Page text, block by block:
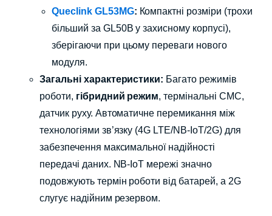
Queclink GL53MG: Компактні розміри (трохи
більший за GL50B у захисному корпусі),
зберігаючи при цьому переваги нового
модуля.
Загальні характеристики: Багато режимів
роботи, гібридний режим, термінальні СМС,
датчик руху. Автоматичне перемикання між
технологіями зв’язку (4G LTE/NB-IoT/2G) для
забезпечення максимальної надійності
передачі даних. NB-IoT мережі значно
подовжують термін роботи від батарей, а 2G
слугує надійним резервом.